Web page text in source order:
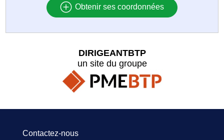
Obtenir ses coordonnées
DIRIGEANTBTP
un site du groupe
Contactez-nous